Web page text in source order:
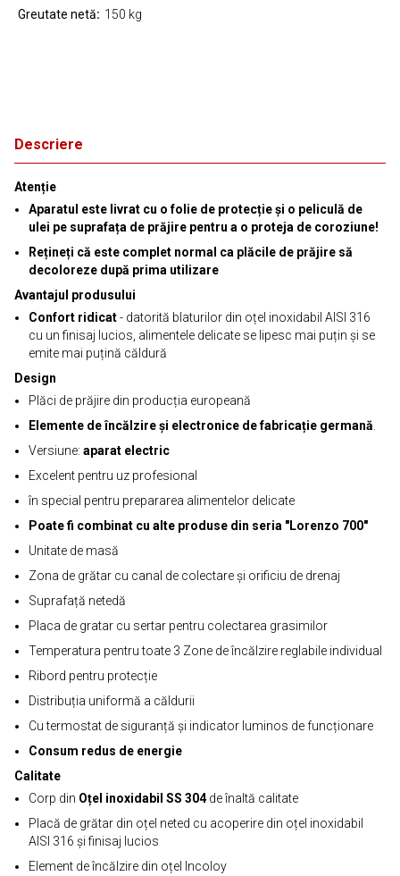
Descriere
Atenție
Aparatul este livrat cu o folie de protecție și o peliculă de
ulei pe suprafața de prăjire pentru a o proteja de coroziune!
Rețineți că este complet normal ca plăcile de prăjire să
decoloreze după prima utilizare
Avantajul produsului
Confort ridicat- datorită blaturilor din oțel inoxidabil AISI 316
cu un finisaj lucios, alimentele delicate se lipesc mai puțin și se
emite mai puțină căldură
Design
Plăci de prăjire din producția europeană
Elemente de încălzire și electronice de fabricație germană
Versiune: aparat electric
Excelent pentru uz profesional
în special pentru prepararea alimentelor delicate
Poate fi combinat cu alte produse din seria "Lorenzo 700"
Unitate de masă
Zona de grătar cu canal de colectare și orificiu de drenaj
Suprafață netedă
Placa de gratar cu sertar pentru colectarea grasimilor
Temperatura pentru toate 3 Zone de încălzire reglabile individual
Ribord pentru protecție
Distribuția uniformă a căldurii
Cu termostat de siguranță și indicator luminos de funcționare
Consum redus de energie
Calitate
Corp din Oțel inoxidabil SS 304de înaltă calitate
Placă de grătar din oțel neted cu acoperire din oțel inoxidabil
AISI 316 și finisaj lucios
Element de încălzire din oțel Incoloy
Greutate netă 150 kg